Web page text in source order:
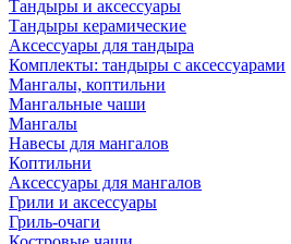
Тандыры и аксессуары
Тандыры керамические
Аксессуары для тандыра
Комплекты: тандыры с аксессуарами
Мангалы, коптильни
Мангальные чаши
Мангалы
Навесы для мангалов
Коптильни
Аксессуары для мангалов
Грили и аксессуары
Гриль-очаги